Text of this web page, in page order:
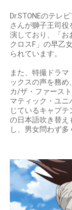
Dr.STONEのテレ
さんが獅子王司
演しており、「お
クロスF」の早乙
られています。
また、特撮ドラ
ックスの声を務め
カ/ザ・ファース
マティック・ユ
じているキャプ
の日本語吹き替え
し、男女問わず多